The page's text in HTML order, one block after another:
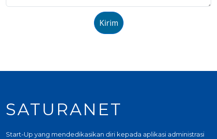
SATURANET
Start-Up yang mendedikasikan diri kepada aplikasi administrasi